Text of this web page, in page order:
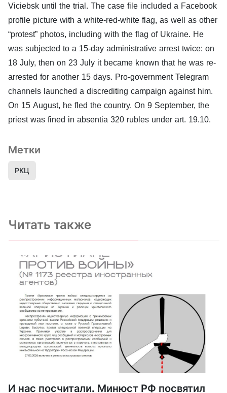
Viciebsk until the trial. The case file included a Facebook
profile picture with a white-red-white flag, as well as other
“protest” photos, including with the flag of Ukraine. He
was subjected to a 15-day administrative arrest twice: on
18 July, then on 23 July it became known that he was re-
arrested for another 15 days. Pro-government Telegram
channels launched a discrediting campaign against him.
On 15 August, he fled the country. On 9 September, the
priest was fined in absentia 320 rubles under art. 19.10.
Метки
РКЦ
Читать также
И нас посчитали. Минюст РФ посвятил